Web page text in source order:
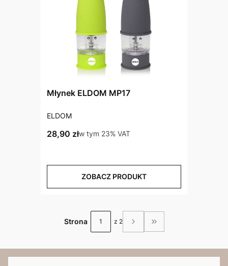
Młynek ELDOM MP17
PRODUCENT
ELDOM
Cena brutto
28,90 złw tym %s VAT
w tym 23% VAT
ZOBACZ PRODUKT
Strona z 2 Przejdź do ostatniej